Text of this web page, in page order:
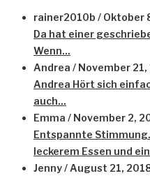
rainer2010b / Oktober
Da hat einer
Wenn...
Andrea / November 21,
Andrea Hört sich
auch...
Emma / November 2,
Entspannte
leckerem Essen und
Jenny/ August 21,